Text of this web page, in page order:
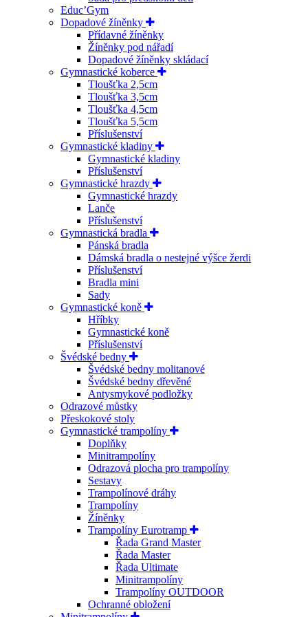
Educ’Gym
Dopadové žíněnky
Přídavné žíněnky
Žíněnky pod nářadí
Dopadové žíněnky skládací
Gymnastické koberce
Tloušťka 2,5cm
Tloušťka 3,5cm
Tloušťka 4,5cm
Tloušťka 5,5cm
Příslušenství
Gymnastické kladiny
Gymnastické kladiny
Příslušenství
Gymnastické hrazdy
Gymnastické hrazdy
Lanče
Příslušenství
Gymnastická bradla
Pánská bradla
Dámská bradla o nestejné výšce žerdi
Příslušenství
Bradla mini
Sady
Gymnastické koně
Hříbky
Gymnastické koně
Příslušenství
Švédské bedny
Švédské bedny molitanové
Švédské bedny dřevěné
Antysmykové podložky
Odrazové můstky
Přeskokové stoly
Gymnastické trampolíny
Doplňky
Minitrampolíny
Odrazová plocha pro trampolíny
Sestavy
Trampolínové dráhy
Trampolíny
Žíněnky
Trampolíny Eurotramp
Řada Grand Master
Řada Master
Řada Ultimate
Minitrampolíny
Trampolíny OUTDOOR
Ochranné obložení